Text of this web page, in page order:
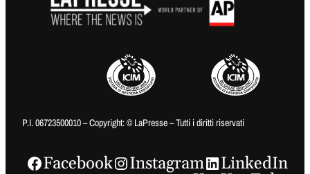
P.I. 06723500010 – Copyright: © LaPresse – Tutti i diritti riservati
Facebook Instagram
LinkedIn